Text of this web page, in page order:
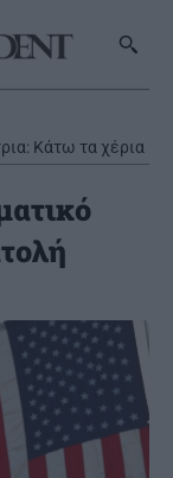
Κάτω τα χέρια